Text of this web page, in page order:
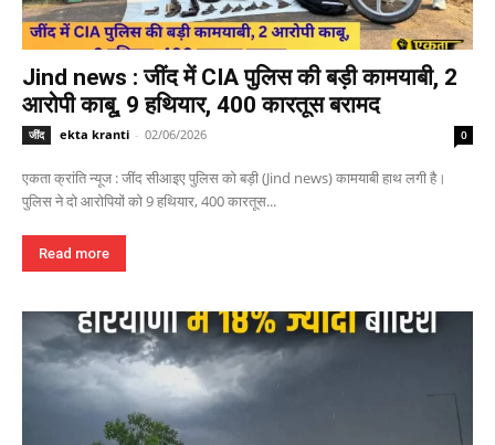
Jind news : जींद में CIA पुलिस की बड़ी कामयाबी, 2
आरोपी काबू, 9 हथियार, 400 कारतूस बरामद
जींद ekta kranti - 02/06/2026 0
एकता क्रांति न्यूज : जींद सीआइए पुलिस को बड़ी (Jind news) कामयाबी हाथ लगी है।
पुलिस ने दो आरोपियों को 9 हथियार, 400 कारतूस...
Read more